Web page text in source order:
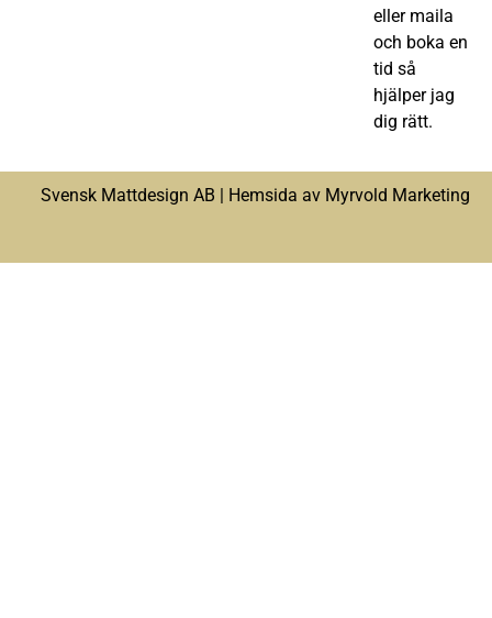
eller maila
och boka en
tid så
hjälper jag
dig rätt.
Svensk Mattdesign AB | Hemsida av Myrvold Marketing